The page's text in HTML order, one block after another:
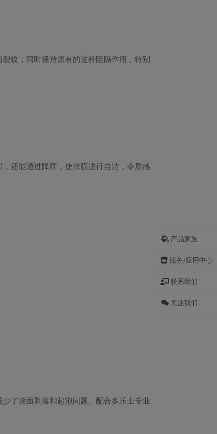
产品家族
服务/应用中心
联系我们
关注我们
纹，同时保持原有的这种阻隔作用，特别
还能通过降雨，使涂膜进行自洁，令质感
了漆面剥落和起泡问题。配合多乐士专业